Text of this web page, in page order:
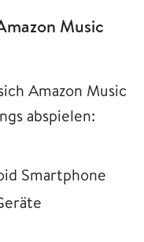
Music
Amazon Music
abspielen:
Smartphone